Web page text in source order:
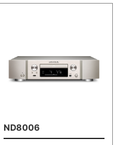
ND8006